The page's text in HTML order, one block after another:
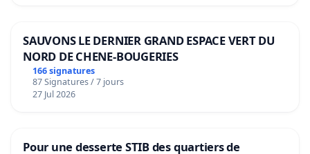
SAUVONS LE DERNIER GRAND ESPACE VERT DU
NORD DE CHENE-BOUGERIES
166 signatures
87 Signatures / 7 jours
27 Jul 2026
Pour une desserte STIB des quartiers de